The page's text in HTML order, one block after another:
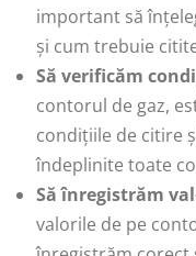
important să
și cum trebuie
Să verificăm
contorul de gaz,
condițiile de citire
îndeplinite toate
Să înregistrăm
valorile de pe